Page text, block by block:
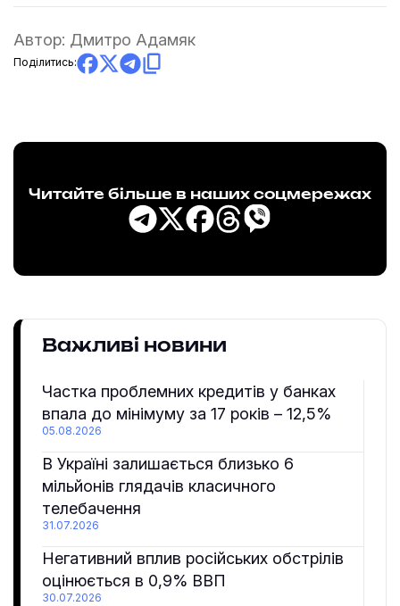
Автор: Дмитро Адамяк
Поділитись:
Читайте більше в наших соцмережах
Важливі новини
Частка проблемних кредитів у банках
впала до мінімуму за 17 років – 12,5%
05.08.2026
В Україні залишається близько 6
мільйонів глядачів класичного
телебачення
31.07.2026
Негативний вплив російських обстрілів
оцінюється в 0,9% ВВП
30.07.2026